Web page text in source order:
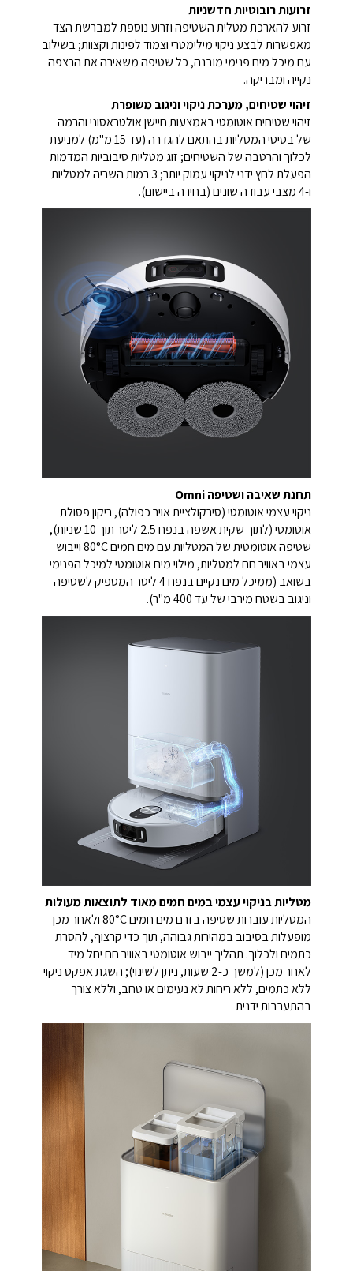
זרועות רובוטיות חדשניות
זרוע להארכת מטלית השטיפה וזרוע נוספת למברשת הצד
מאפשרות לבצע ניקוי מילימטרי וצמוד לפינות וקצוות; בשילוב
עם מיכל מים פנימי מובנה, כל שטיפה משאירה את הרצפה
נקייה ומבריקה.
זיהוי שטיחים, מערכת ניקוי וניגוב משופרת
זיהוי שטיחים אוטומטי באמצעות חיישן אולטראסוני והרמה
של בסיסי המטליות בהתאם להגדרה (עד 15 מ"מ) למניעת
לכלוך והרטבה של השטיחים; זוג מטליות סיבוביות המדמות
הפעלת לחץ ידני לניקוי עמוק יותר; 3 רמות השריה למטליות
ו-4 מצבי עבודה שונים (בחירה ביישום).
תחנת שאיבה ושטיפה Omni
ניקוי עצמי אוטומטי (סירקולציית אויר כפולה), ריקון פסולת
אוטומטי (לתוך שקית אשפה בנפח 2.5 ליטר תוך 10 שניות),
שטיפה אוטומטית של המטליות עם מים חמים 80°C וייבוש
עצמי באוויר חם למטליות, מילוי מים אוטומטי למיכל הפנימי
בשואב (ממיכל מים נקיים בנפח 4 ליטר המספיק לשטיפה
וניגוב בשטח מירבי של עד 400 מ"ר).
מטליות בניקוי עצמי במים חמים מאוד לתוצאות מעולות
המטליות עוברות שטיפה בזרם מים חמים 80°C ולאחר מכן
מופעלות בסיבוב במהירות גבוהה, תוך כדי קרצוף, להסרת
כתמים ולכלוך. תהליך ייבוש אוטומטי באוויר חם יחל מיד
לאחר מכן (למשך כ-2 שעות, ניתן לשינוי); השגת אפקט ניקוי
ללא כתמים, ללא ריחות לא נעימים או טחב, וללא צורך
בהתערבות ידנית